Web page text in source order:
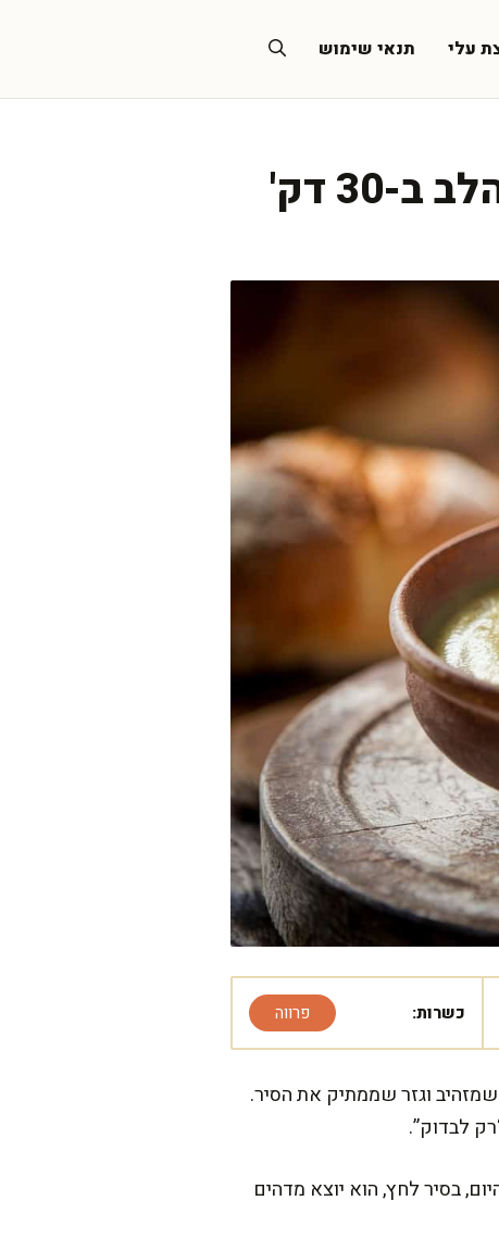
עלי תנאי שימוש
דק'
כשרות: פרווה
וגזר שממתיק את הסיר.
לבדוק”.
בסיר לחץ, הוא יוצא מדהים